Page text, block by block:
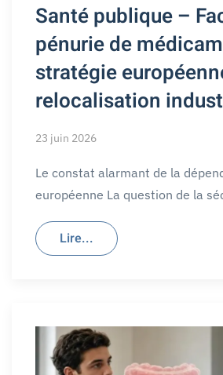
Santé publique –
pénurie de
stratégie
relocalisation
23 juin 2026
Le constat alarmant de la
européenne La question de la
Lire...